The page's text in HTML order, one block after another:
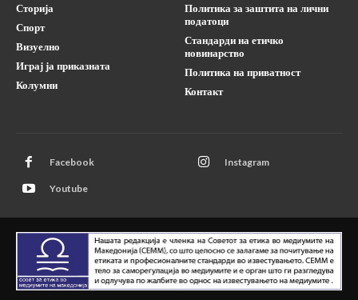
Сторија
Спорт
Визуелно
Играј ја приказната
Колумни
Политика за заштита на лични
податоци
Стандарди на етичко
новинарство
Политика на приватност
Контакт
Facebook Instagram
Youtube